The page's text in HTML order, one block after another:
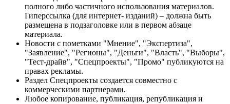
полного либо частичного использования материалов.
Гиперссылка (для интернет- изданий) – должна быть
размещена в подзаголовке или в первом абзаце
материала.
Новости с пометками "Мнение", "Экспертиза",
"Заявление", "Регионы", "Деньги", "Власть", "Выборы",
"Тест-драйв", "Спецпроекты", "Промо" публикуются на
правах рекламы.
Раздел Спецпроекты создается совместно с
коммерческими партнерами.
Любое копирование, публикация, републикация и